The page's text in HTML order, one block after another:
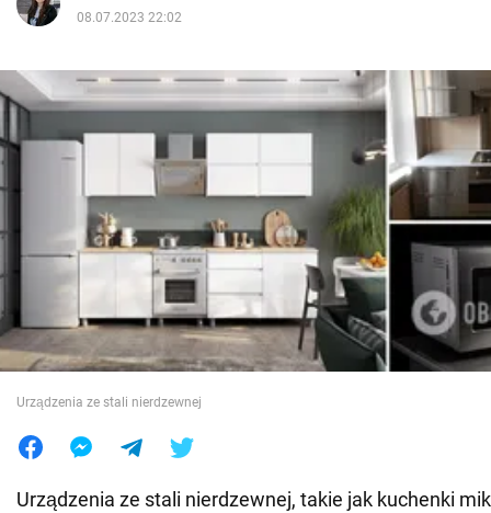
Społeczeństwo
Wojna na Ukrainie
Świat
Jedzenie
08.07.2023 22:02
Urządzenia ze stali nierdzewnej
Urządzenia ze stali nierdzewnej, takie jak kuchenki